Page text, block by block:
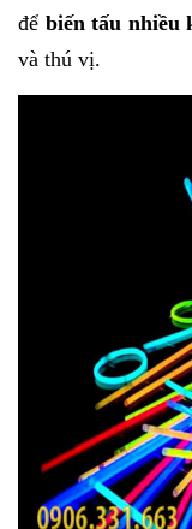
để biến tấu nhiều
và thú vị.